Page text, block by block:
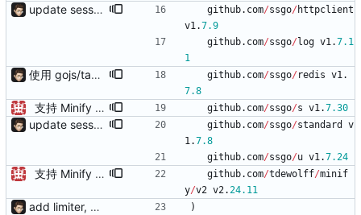
update session.save add response.makeAsync, default use sync mode and not need response.end() github. com/ssgo/ httpclient
v1.7.9
github. com/ssgo/ log v1.7.1
1
使用 gojs/task 代替内置任务 支持 load 加载的服务热更新（需配置hotLoad） 增强唯一id获取（使用新算法，依赖Redis） session支持基于细粒度权限匹配（传入支持的功能列表匹配） github. com/ssgo/ redis v1.
7.8
支持 Minify AutoReversion 等 github. com/ssgo/s v1.7.30
update session.save add response.makeAsync, default use sync mode and not need response.end() github. com/ssgo/standard
v
1.7.8
github. com/ssgo/u v1.7.24
支持 Minify AutoReversion 等 github. com/tdewolff/minif
y/v2 v2.24.11
add limiter, verify, session, websocket ... )